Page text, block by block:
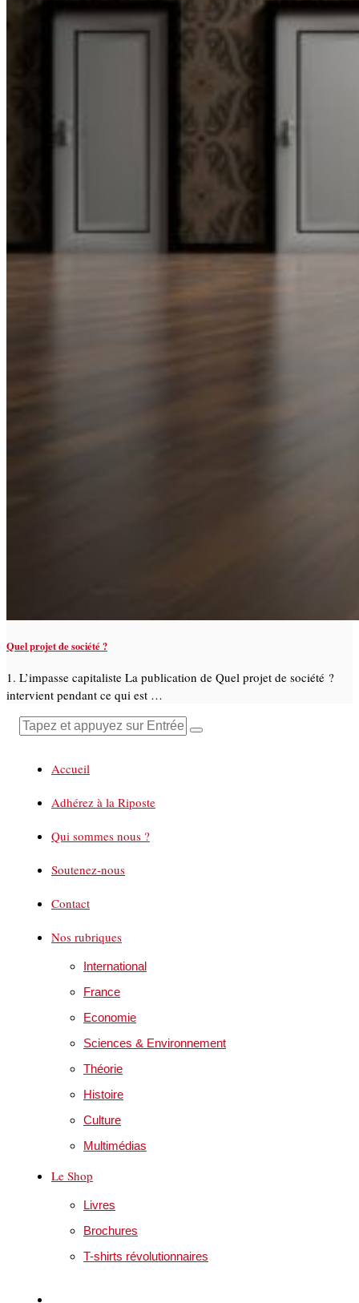
Quel projet de société ?
1. L’impasse capitaliste La publication de Quel projet de société ?
intervient pendant ce qui est …
Accueil
Adhérez à la Riposte
Qui sommes nous ?
Soutenez-nous
Contact
Nos rubriques
International
France
Economie
Sciences & Environnement
Théorie
Histoire
Culture
Multimédias
Le Shop
Livres
Brochures
T-shirts révolutionnaires